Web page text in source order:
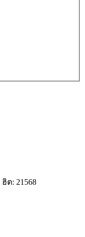
| ฮิต: 21568